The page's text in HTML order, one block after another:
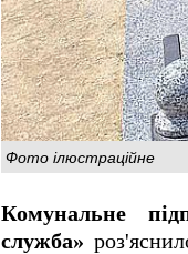
Фото ілюстраційне
Комунальне
служба»